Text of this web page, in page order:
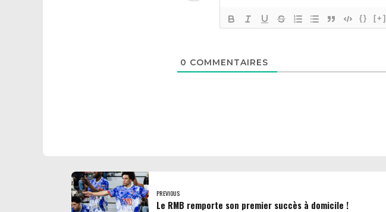
{} [+]
0 COMMENTAIRES
PREVIOUS
Le RMB remporte son premier succès à domicile !